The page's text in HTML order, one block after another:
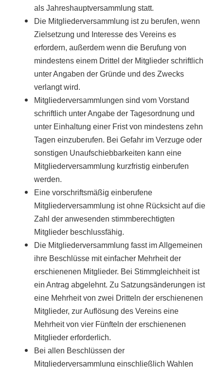
als Jahreshauptversammlung statt.
Die Mitgliederversammlung ist zu berufen, wenn
Zielsetzung und Interesse des Vereins es
erfordern, außerdem wenn die Berufung von
mindestens einem Drittel der Mitglieder schriftlich
unter Angaben der Gründe und des Zwecks
verlangt wird.
Mitgliederversammlungen sind vom Vorstand
schriftlich unter Angabe der Tagesordnung und
unter Einhaltung einer Frist von mindestens zehn
Tagen einzuberufen. Bei Gefahr im Verzuge oder
sonstigen Unaufschiebbarkeiten kann eine
Mitgliederversammlung kurzfristig einberufen
werden.
Eine vorschriftsmäßig einberufene
Mitgliederversammlung ist ohne Rücksicht auf die
Zahl der anwesenden stimmberechtigten
Mitglieder beschlussfähig.
Die Mitgliederversammlung fasst im Allgemeinen
ihre Beschlüsse mit einfacher Mehrheit der
erschienenen Mitglieder. Bei Stimmgleichheit ist
ein Antrag abgelehnt. Zu Satzungsänderungen ist
eine Mehrheit von zwei Dritteln der erschienenen
Mitglieder, zur Auflösung des Vereins eine
Mehrheit von vier Fünfteln der erschienenen
Mitglieder erforderlich.
Bei allen Beschlüssen der
Mitgliederversammlung einschließlich Wahlen